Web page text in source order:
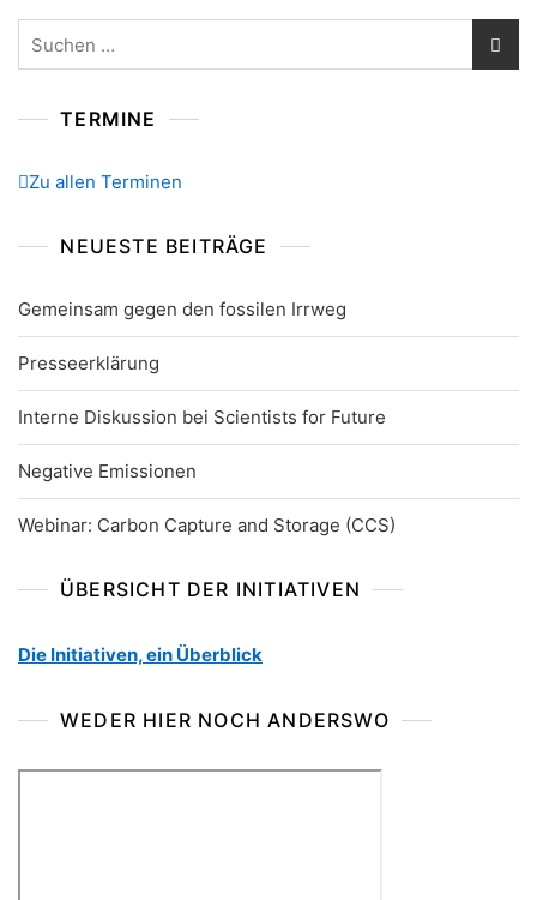
TERMINE
Zu allen Terminen
NEUESTE BEITRÄGE
Gemeinsam gegen den fossilen Irrweg
Presseerklärung
Interne Diskussion bei Scientists for Future
Negative Emissionen
Webinar: Carbon Capture and Storage (CCS)
ÜBERSICHT DER INITIATIVEN
Die Initiativen, ein Überblick
WEDER HIER NOCH ANDERSWO